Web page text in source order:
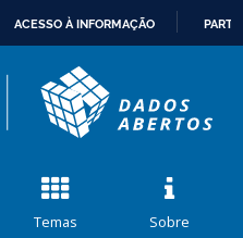
CONTEÚDO
ACESSO À INFORMAÇÃO
Temas Sobre